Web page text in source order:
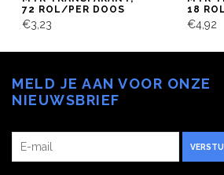
72 ROL/PER DOOS
€3,23
18
€4,92
MELD JE AAN VOOR ONZE
NIEUWSBRIEF